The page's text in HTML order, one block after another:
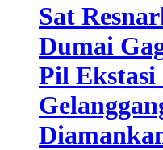
Sat
Dumai
Pil